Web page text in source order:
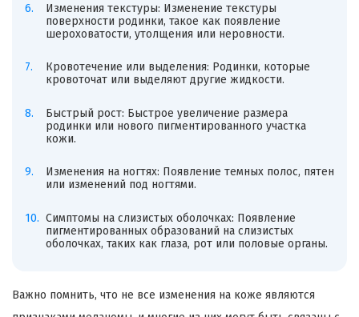
Изменения текстуры: Изменение текстуры
поверхности родинки, такое как появление
шероховатости, утолщения или неровности.
Кровотечение или выделения: Родинки, которые
кровоточат или выделяют другие жидкости.
Быстрый рост: Быстрое увеличение размера
родинки или нового пигментированного участка
кожи.
Изменения на ногтях: Появление темных полос, пятен
или изменений под ногтями.
Симптомы на слизистых оболочках: Появление
пигментированных образований на слизистых
оболочках, таких как глаза, рот или половые органы.
Важно помнить, что не все изменения на коже являются